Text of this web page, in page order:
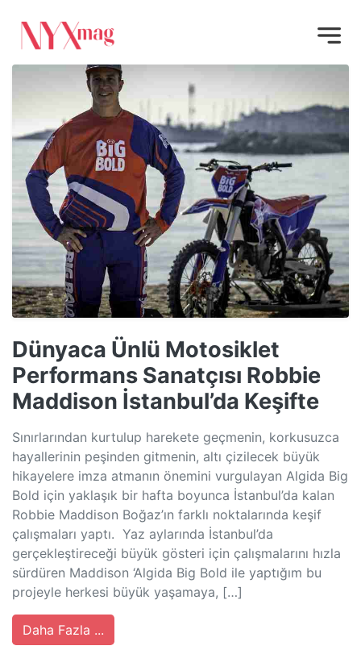
Dünyaca Ünlü Motosiklet
Performans Sanatçısı Robbie
Maddison İstanbul’da Keşifte
Sınırlarından kurtulup harekete geçmenin, korkusuzca
hayallerinin peşinden gitmenin, altı çizilecek büyük
hikayelere imza atmanın önemini vurgulayan Algida Big
Bold için yaklaşık bir hafta boyunca İstanbul’da kalan
Robbie Maddison Boğaz’ın farklı noktalarında keşif
çalışmaları yaptı. Yaz aylarında İstanbul’da
gerçekleştireceği büyük gösteri için çalışmalarını hızla
sürdüren Maddison ‘Algida Big Bold ile yaptığım bu
projeyle herkesi büyük yaşamaya, […]
Daha Fazla ...